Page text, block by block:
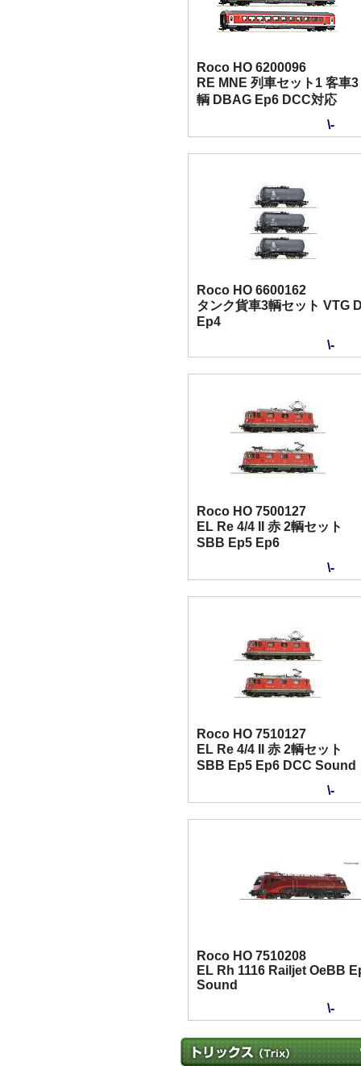
Roco HO 6200096
RE MNE 列車セット1 客車3
輌 DBAG Ep6 DCC対応
\-
Roco HO 6600162
タンク貨車3輌セット VTG
Ep4
\-
Roco HO 7500127
EL Re 4/4 II 赤 2輌セット
SBB Ep5 Ep6
\-
Roco HO 7510127
EL Re 4/4 II 赤 2輌セット
SBB Ep5 Ep6 DCC Sound
\-
Roco HO 7510208
EL Rh 1116 Railjet OeBB
Sound
\-